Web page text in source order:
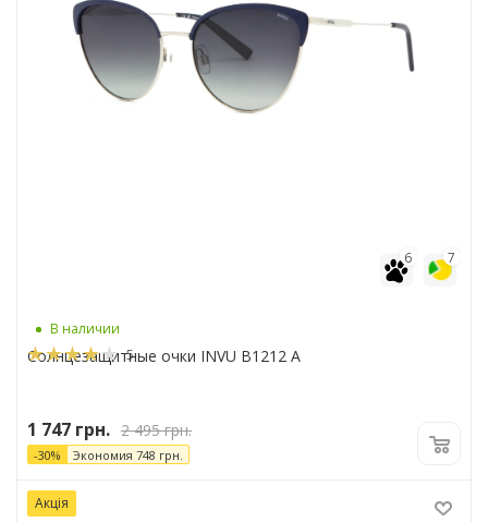
7
6
В наличии
5
Солнцезащитные очки INVU B1212 A
1 747 грн. 2 495грн.
-30% Экономия 748 грн.
Акція